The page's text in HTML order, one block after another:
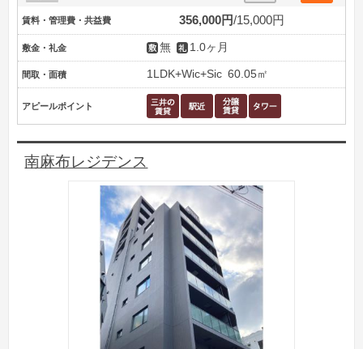
賃料・管理費・共益費 356,000円 15,000円
敷金・礼金 無 1.0ヶ月
間取・面積 1LDK+Wic+Sic 60.05㎡
アピールポイント
南麻布レジデンス